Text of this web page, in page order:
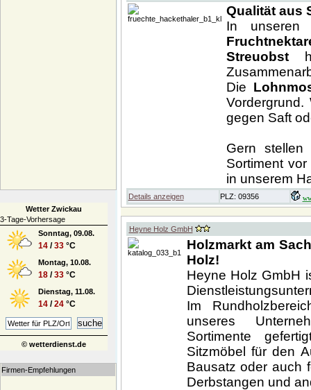
Wetter Zwickau
3-Tage-Vorhersage
Sonntag, 09.08.
14 /33 °C
Montag, 10.08.
18 /33 °C
Dienstag, 11.08.
14 /24 °C
© wetterdienst.de
Firmen-Empfehlungen
Qualität aus
In unseren
Streuobst
Die
gegen Saft
Gern stellen
Sortiment
in unserem
Details anzeigen PLZ: 09356
Heyne Holz GmbH
Holzmarkt am
Holz!
Heyne Holz GmbH
Im
unseres
Sortimente
Sitzmöbel für den
Bausatz oder auch
Derbstangen und